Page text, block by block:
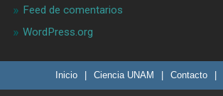
Feed de comentarios
WordPress.org
Inicio Ciencia UNAM Contacto